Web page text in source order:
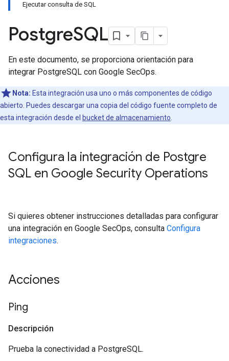
Ejecutar consulta de SQL
PostgreSQL
En este documento, se proporciona orientación para
integrar PostgreSQL con Google SecOps.
Nota: Esta integración usa uno o más componentes de código
abierto. Puedes descargar una copia del código fuente completo de
esta integración desde el bucket de almacenamiento
Configura la integración de Postgre
SQL en Google Security Operations
Si quieres obtener instrucciones detalladas para configurar
una integración en Google SecOps, consulta Configura
integraciones.
Acciones
Ping
Descripción
Prueba la conectividad a PostgreSQL.